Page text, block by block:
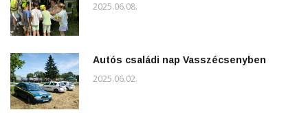
2025.06.08.
Autós családi nap Vasszécsenyben
2025.06.02.